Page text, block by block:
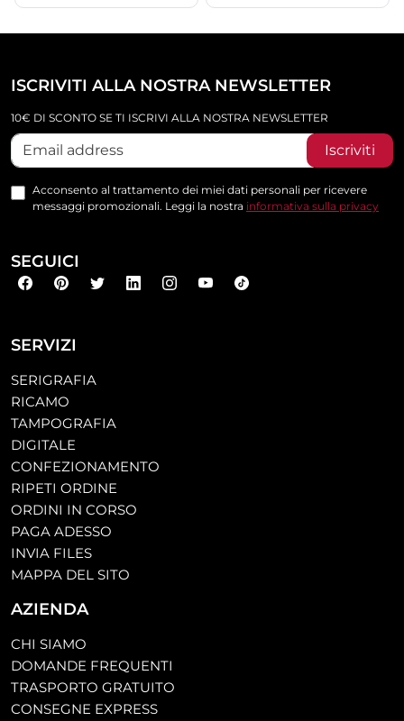
SERVIZI
SERIGRAFIA
RICAMO
TAMPOGRAFIA
DIGITALE
CONFEZIONAMENTO
RIPETI ORDINE
ORDINI IN CORSO
PAGA ADESSO
INVIA FILES
MAPPA DEL SITO
AZIENDA
CHI SIAMO
DOMANDE FREQUENTI
TRASPORTO GRATUITO
CONSEGNE EXPRESS
ISCRIVITI ALLA NOSTRA NEWSLETTER
10€ DI SCONTO SE TI ISCRIVI ALLA NOSTRA NEWSLETTER
Iscriviti
Acconsento al trattamento dei miei dati personali per ricevere
messaggi promozionali. Leggi la nostra informativa sulla privacy
SEGUICI